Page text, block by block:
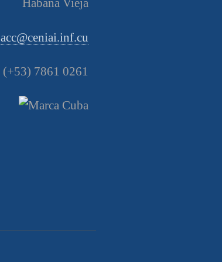
Habana Vieja
acc@ceniai.inf.cu
(+53) 7861 0261